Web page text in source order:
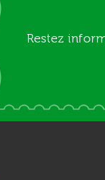
Restez